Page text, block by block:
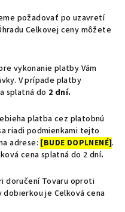
požadovať po uzavretí
Celkovej ceny môžete
vykonanie platby Vám
V prípade platby
splatná do 2 dní.
platba cez platobnú
riadi podmienkami tejto
adrese: [BUDE DOPLNENÉ].
cena splatná do 2 dní.
doručení Tovaru oproti
je Celková cena